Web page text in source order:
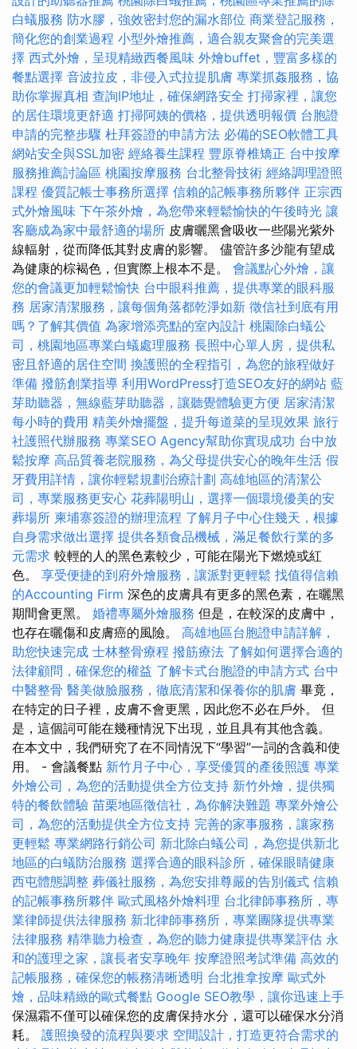
白蟻服務 防水膠，強效密封您的漏水部位 商業登記服務，
簡化您的創業過程 小型外燴推薦，適合親友聚會的完美選
擇 西式外燴，呈現精緻西餐風味 外燴buffet，豐富多樣的
餐點選擇 音波拉皮，非侵入式拉提肌膚 專業抓姦服務，協
助你掌握真相 查詢IP地址，確保網路安全 打掃家裡，讓您
的居住環境更舒適 打掃阿姨的價格，提供透明報價 台胞證
申請的完整步驟 杜拜簽證的申請方法 必備的SEO軟體工具
網站安全與SSL加密 經絡養生課程 豐原脊椎矯正 台中按摩
服務推薦討論區 桃園按摩服務 台北整骨技術 經絡調理證照
課程 優質記帳士事務所選擇 信賴的記帳事務所夥伴 正宗西
式外燴風味 下午茶外燴，為您帶來輕鬆愉快的午後時光 讓
客廳成為家中最舒適的場所 皮膚曬黑會吸收一些陽光紫外
線輻射，從而降低其對皮膚的影響。 儘管許多沙龍有望成
為健康的棕褐色，但實際上根本不是。 會議點心外燴，讓
您的會議更加輕鬆愉快 台中眼科推薦，提供專業的眼科服
務 居家清潔服務，讓每個角落都乾淨如新 徵信社到底有用
嗎？了解其價值 為家增添亮點的室內設計 桃園除白蟻公
司，桃園地區專業白蟻處理服務 長照中心單人房，提供私
密且舒適的居住空間 換護照的全程指引，為您的旅程做好
準備 撥筋創業指導 利用WordPress打造SEO友好的網站 藍
芽助聽器，無線藍芽助聽器，讓聽覺體驗更方便 居家清潔
每小時的費用 精美外燴擺盤，提升每道菜的呈現效果 旅行
社護照代辦服務 專業SEO Agency幫助你實現成功 台中放
鬆按摩 高品質養老院服務，為父母提供安心的晚年生活 假
牙費用詳情，讓你輕鬆規劃治療計劃 高雄地區的清潔公
司，專業服務更安心 花葬陽明山，選擇一個環境優美的安
葬場所 柬埔寨簽證的辦理流程 了解月子中心住幾天，根據
自身需求做出選擇 提供各類食品機械，滿足餐飲行業的多
元需求 較輕的人的黑色素較少，可能在陽光下燃燒或紅
色。 享受便捷的到府外燴服務，讓派對更輕鬆 找值得信賴
的Accounting Firm 深色的皮膚具有更多的黑色素，在曬黑
期間會更黑。 婚禮專屬外燴服務 但是，在較深的皮膚中，
也存在曬傷和皮膚癌的風險。 高雄地區台胞證申請詳解，
助您快速完成 士林整骨療程 撥筋療法 了解如何選擇合適的
法律顧問，確保您的權益 了解卡式台胞證的申請方式 台中
中醫整骨 醫美做臉服務，徹底清潔和保養你的肌膚 畢竟，
在特定的日子裡，皮膚不會更黑，因此您不必在戶外。 但
是，這個詞可能在幾種情況下出現，並且具有其他含義。
在本文中，我們研究了在不同情況下“學習”一詞的含義和使
用。 - 會議餐點 新竹月子中心，享受優質的產後照護 專業
外燴公司，為您的活動提供全方位支持 新竹外燴，提供獨
特的餐飲體驗 苗栗地區徵信社，為你解決難題 專業外燴公
司，為您的活動提供全方位支持 完善的家事服務，讓家務
更輕鬆 專業網路行銷公司 新北除白蟻公司，為您提供新北
地區的白蟻防治服務 選擇合適的眼科診所，確保眼睛健康
西屯體態調整 葬儀社服務，為您安排尊嚴的告別儀式 信賴
的記帳事務所夥伴 歐式風格外燴料理 台北律師事務所，專
業律師提供法律服務 新北律師事務所，專業團隊提供專業
法律服務 精準聽力檢查，為您的聽力健康提供專業評估 永
和的護理之家，讓長者安享晚年 按摩證照考試準備 高效的
記帳服務，確保您的帳務清晰透明 台北推拿按摩 歐式外
燴，品味精緻的歐式餐點 Google SEO教學，讓你迅速上手
保濕霜不僅可以確保您的皮膚保持水分，還可以確保水分消
耗。 護照換發的流程與要求 空間設計，打造更符合需求的